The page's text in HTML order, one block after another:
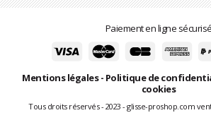
Paiement en ligne sécurisé
Mentions légales- Politique de
cookies
Tous droits réservés - 2023 - glisse-proshop.com